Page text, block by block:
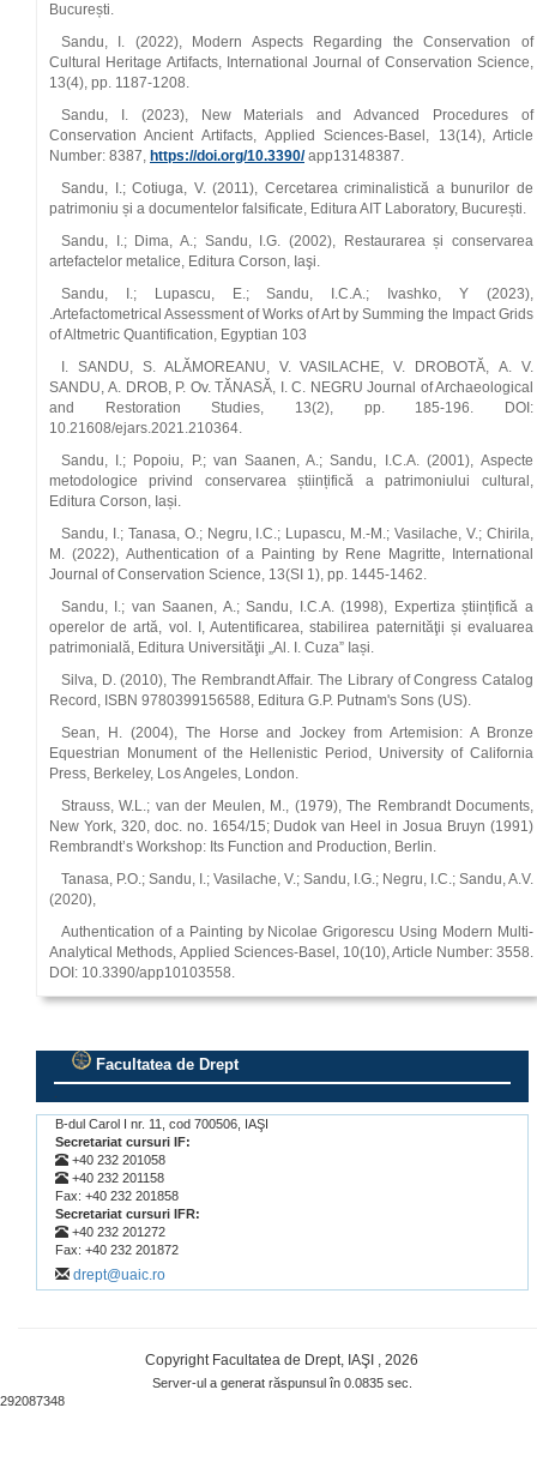
București.
Sandu, I. (2022), Modern Aspects Regarding the Conservation of
Cultural Heritage Artifacts, International Journal of Conservation Science,
13(4), pp. 1187-1208.
Sandu, I. (2023), New Materials and Advanced Procedures of
Conservation Ancient Artifacts, Applied Sciences-Basel, 13(14), Article
Number: 8387, https://doi.org/10.3390/app13148387.
Sandu, I.; Cotiuga, V. (2011), Cercetarea criminalistică a bunurilor de
patrimoniu și a documentelor falsificate, Editura AIT Laboratory, București.
Sandu, I.; Dima, A.; Sandu, I.G. (2002), Restaurarea și conservarea
artefactelor metalice, Editura Corson, Iaşi.
Sandu, I.; Lupascu, E.; Sandu, I.C.A.; Ivashko, Y (2023),
.Artefactometrical Assessment of Works of Art by Summing the Impact Grids
of Altmetric Quantification, Egyptian 103
I. SANDU, S. ALĂMOREANU, V. VASILACHE, V. DROBOTĂ, A. V.
SANDU, A. DROB, P. Ov. TĂNASĂ, I. C. NEGRU Journal of Archaeological
and Restoration Studies, 13(2), pp. 185-196. DOI:
10.21608/ejars.2021.210364.
Sandu, I.; Popoiu, P.; van Saanen, A.; Sandu, I.C.A. (2001), Aspecte
metodologice privind conservarea științifică a patrimoniului cultural,
Editura Corson, Iași.
Sandu, I.; Tanasa, O.; Negru, I.C.; Lupascu, M.-M.; Vasilache, V.; Chirila,
M. (2022), Authentication of a Painting by Rene Magritte, International
Journal of Conservation Science, 13(SI 1), pp. 1445-1462.
Sandu, I.; van Saanen, A.; Sandu, I.C.A. (1998), Expertiza științifică a
operelor de artă, vol. I, Autentificarea, stabilirea paternităţii și evaluarea
patrimonială, Editura Universităţii „Al. I. Cuza” Iași.
Silva, D. (2010), The Rembrandt Affair. The Library of Congress Catalog
Record, ISBN 9780399156588, Editura G.P. Putnam's Sons (US).
Sean, H. (2004), The Horse and Jockey from Artemision: A Bronze
Equestrian Monument of the Hellenistic Period, University of California
Press, Berkeley, Los Angeles, London.
Strauss, W.L.; van der Meulen, M., (1979), The Rembrandt Documents,
New York, 320, doc. no. 1654/15; Dudok van Heel in Josua Bruyn (1991)
Rembrandt’s Workshop: Its Function and Production, Berlin.
Tanasa, P.O.; Sandu, I.; Vasilache, V.; Sandu, I.G.; Negru, I.C.; Sandu, A.V.
(2020),
Authentication of a Painting by Nicolae Grigorescu Using Modern Multi-
Analytical Methods, Applied Sciences-Basel, 10(10), Article Number: 3558.
DOI: 10.3390/app10103558.
Facultatea de Drept
B-dul Carol I nr. 11, cod 700506, IAŞI
Secretariat cursuri IF:
+40 232 201058
+40 232 201158
Fax: +40 232 201858
Secretariat cursuri IFR:
+40 232 201272
Fax: +40 232 201872
drept@uaic.ro
Copyright Facultatea de Drept, IAŞI , 2026
Server-ul a generat răspunsul în 0.0835 sec.
292087348